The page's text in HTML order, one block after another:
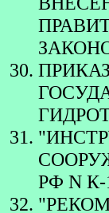
ПРИКАЗ
РФ N К-